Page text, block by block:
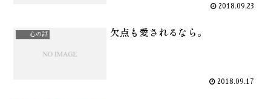
2018.09.23
心の話 欠点も愛されるなら。
2018.09.17